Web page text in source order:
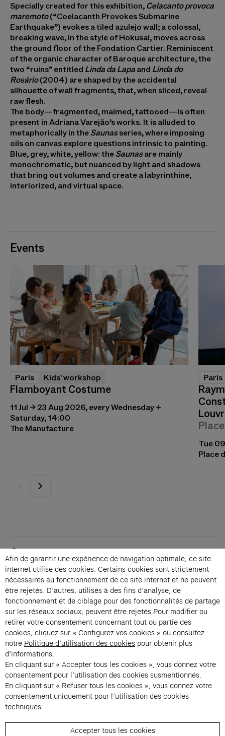
Specially created for this exhibition, Celacanto provoca
maremoto(“Coelacanth Provokes Submarine
Earthquake”) evokes a tiled azulejo wall; a colossal,
breaking wave, in the style of Hokusai, moves across
the ground floor of the Fondation Cartier. Reminiscent
of the organic character of Baroque architecture, the
two “ruins” entitled Linda da Lapa and Linda do
Rosário(2004) are shaped by the accidental
silhouette of wall fragments, that, when sliced, reveal
raw flesh.
The body—fragmented, maimed, tattooed—is often
present in Adriana Varejão’s works. It is alluded to
metaphorically in the Saunasseries, where imposing
oils on canvas explore questions intrinsic to painting.
Blue, grey, white, yellow: the Saunasare mainly
monochromatic, but nuanced by light and shadows
that bring out volumes and create a labyrinthine,
interiorized, and virtual space.
Events
Paris Kids' workshop
Flamboyant Costume
11 Jul → 23 Aug 2026, every Wednesday +
Saturday, 14:00
The Manufacture
Paris
Tue
Place
Contacts
Membership
Press
Private events
Change language 
Subscribe to our newsletter
Fondation Cartier uses your email address to send you its newsletter.
You can unsubscribe at any time using the unsubscribe link. For more
information, see our privacy policy.
Instagram (opens in a new tab)
Facebook (opens in a new tab)
Pinterest (opens in a new tab)
Youtube (opens in a new tab)
Spotify (opens in a new tab)
LinkedIn (opens in a new tab)
Google Arts & Culture (opens in a new tab)
Afin de garantir une expérience de navigation optimale, ce site
internet utilise des cookies. Certains cookies sont strictement
nécessaires au fonctionnement de ce site internet et ne peuvent
être rejetés. D’autres, utilisés à des fins d’analyse, de
fonctionnement et de ciblage pour des fonctionnalités de partage
sur les réseaux sociaux, peuvent être rejetés.Pour modifier ou
retirer votre consentement concernant tout ou partie des
cookies, cliquez sur « Configurez vos cookies » ou consultez
notre Politique d’utilisation des cookies pour obtenir plus
d’informations.
En cliquant sur « Accepter tous les cookies », vous donnez votre
consentement pour l’utilisation des cookies susmentionnés.
En cliquant sur « Refuser tous les cookies », vous donnez votre
consentement uniquement pour l’utilisation des cookies
techniques
Accepter tous les cookies